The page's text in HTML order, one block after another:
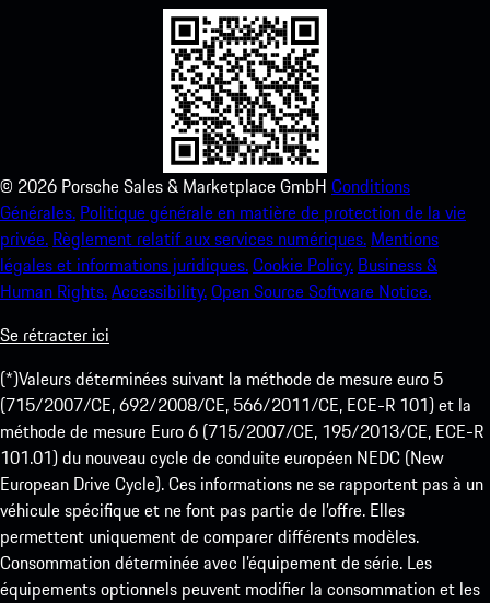
© 2026 Porsche Sales & Marketplace GmbH Conditions
Générales. Politique générale en matière de protection de la vie
privée. Règlement relatif aux services numériques. Mentions
légales et informations juridiques.Cookie Policy. Business &
Human Rights.Accessibility.Open Source Software Notice.
Se rétracter ici
(*)Valeurs déterminées suivant la méthode de mesure euro 5
(715/2007/CE, 692/2008/CE, 566/2011/CE, ECE-R 101) et la
méthode de mesure Euro 6 (715/2007/CE, 195/2013/CE, ECE-R
101.01) du nouveau cycle de conduite européen NEDC (New
European Drive Cycle). Ces informations ne se rapportent pas à un
véhicule spécifique et ne font pas partie de l’offre. Elles
permettent uniquement de comparer différents modèles.
Consommation déterminée avec l’équipement de série. Les
équipements optionnels peuvent modifier la consommation et les